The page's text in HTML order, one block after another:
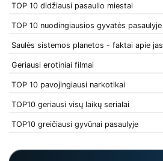
TOP 10 didžiausi pasaulio miestai
TOP 10 nuodingiausios gyvatės pasaulyje
Saulės sistemos planetos - faktai apie jas
Geriausi erotiniai filmai
TOP 10 pavojingiausi narkotikai
TOP10 geriausi visų laikų serialai
TOP10 greičiausi gyvūnai pasaulyje